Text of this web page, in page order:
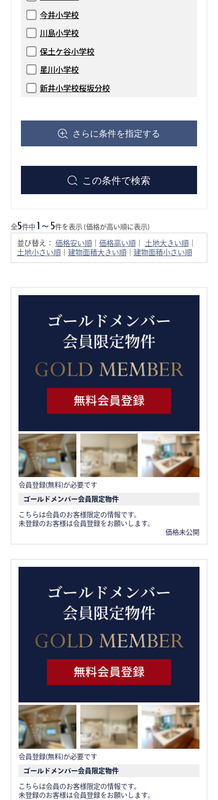
今井小学校
川島小学校
保土ケ谷小学校
星川小学校
新井小学校桜坂分校
さらに条件を指定する
この条件で検索
全5件中 1～5件を表示 (価格が高い順に表示)
並び替え： 価格安い順 価格高い順 土地大きい順
土地小さい順
建物面積大きい順 建物面積小さい順
会員登録(無料)が必要です
ゴールドメンバー会員限定物件
こちらは会員のお客様限定の情報です。
未登録のお客様は会員登録をお願いします。
価格未公開
会員登録(無料)が必要です
ゴールドメンバー会員限定物件
こちらは会員のお客様限定の情報です。
未登録のお客様は会員登録をお願いします。